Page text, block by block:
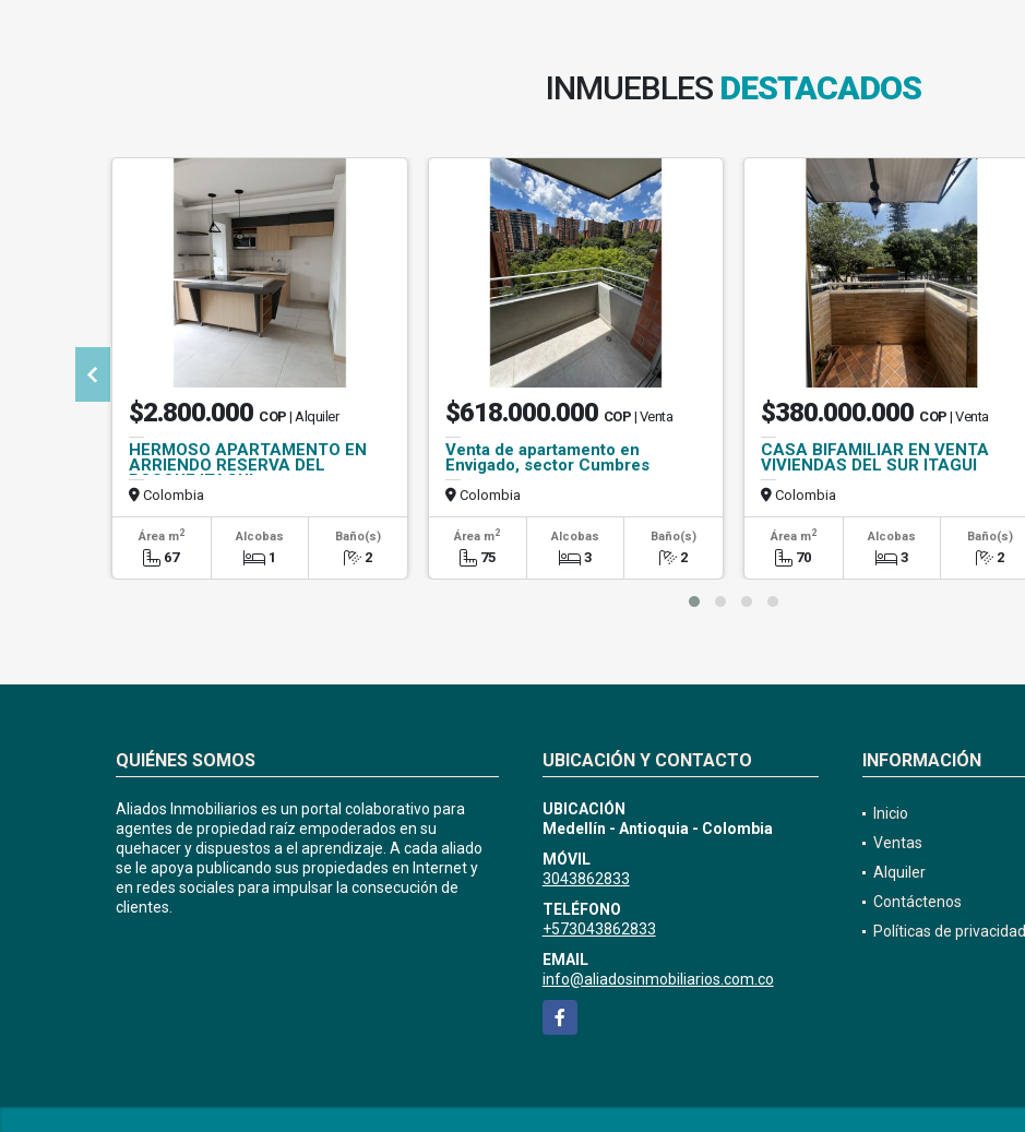
INMUEBLES DESTACADOS
$2.800.000 COP | Alquiler
HERMOSO APARTAMENTO EN
ARRIENDO RESERVA DEL
BOSQUE ITAGUI
Colombia
Área m2
67
Alcobas
1
Baño(s)
2
$618.000.000 COP | Venta
Venta de apartamento en
Envigado, sector Cumbres
Colombia
Área m2
75
Alcobas
3
Baño(s)
2
$380.000.000 COP | Venta
CASA BIFAMILIAR EN VENTA
VIVIENDAS DEL SUR ITAGUI
Colombia
Área m2
70
Alcobas
3
Baño(s)
2
QUIÉNES SOMOS
Aliados Inmobiliarios es un portal colaborativo para
agentes de propiedad raíz empoderados en su
quehacer y dispuestos a el aprendizaje. A cada aliado
se le apoya publicando sus propiedades en Internet y
en redes sociales para impulsar la consecución de
clientes.
UBICACIÓN Y CONTACTO
UBICACIÓN
Medellín - Antioquia - Colombia
MÓVIL
3043862833
TELÉFONO
+573043862833
EMAIL
info@aliadosinmobiliarios.com.co
Facebook
INFORMACIÓN
Inicio
Ventas
Alquiler
Contáctenos
Políticas de privacidad